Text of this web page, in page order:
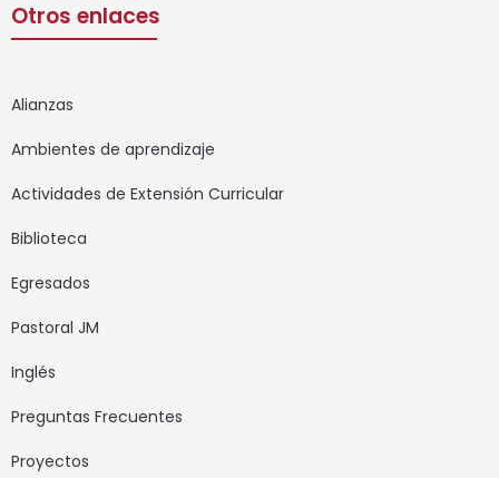
Otros enlaces
Alianzas
Ambientes de aprendizaje
Actividades de Extensión Curricular
Biblioteca
Egresados
Pastoral JM
Inglés
Preguntas Frecuentes
Proyectos